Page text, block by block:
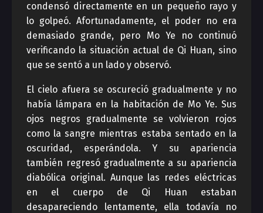
condensó directamente en un pequeño rayo y
lo golpeó. Afortunadamente, el poder no era
demasiado grande, pero Mo Ye no continuó
verificando la situación actual de Qi Huan, sino
que se sentó a un lado y observó.
El cielo afuera se oscureció gradualmente y no
había lámpara en la habitación de Mo Ye. Sus
ojos negros gradualmente se volvieron rojos
como la sangre mientras estaba sentado en la
oscuridad, esperándola. Y su apariencia
también regresó gradualmente a su apariencia
diabólica original. Aunque las redes eléctricas
en el cuerpo de Qi Huan estaban
desapareciendo lentamente, ella todavía no